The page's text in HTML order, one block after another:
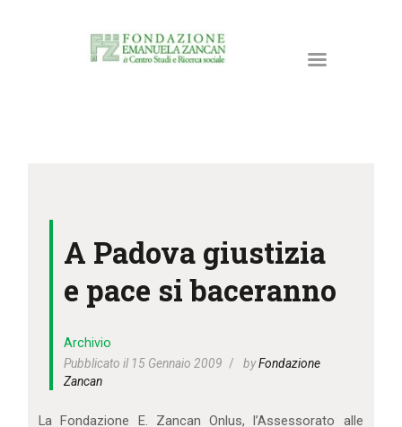
ATTIVITÀ E PROGETTI
RISORSE
DONA ORA
CONTATTI
A Padova giustizia
e pace si baceranno
Archivio
Pubblicato il 15 Gennaio 2009
byFondazione
Zancan
La Fondazione E. Zancan Onlus, l’Assessorato alle